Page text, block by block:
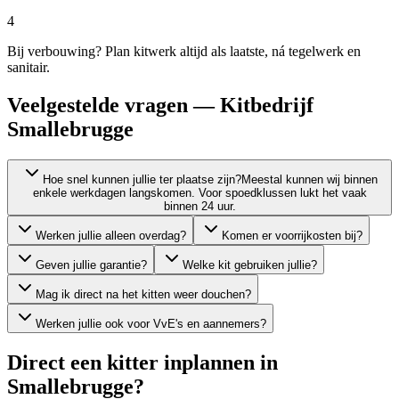
4
Bij verbouwing? Plan kitwerk altijd als laatste, ná tegelwerk en
sanitair.
Veelgestelde vragen — Kitbedrijf
Smallebrugge
Hoe snel kunnen jullie ter plaatse zijn?Meestal kunnen wij binnen
enkele werkdagen langskomen. Voor spoedklussen lukt het vaak
binnen 24 uur.
Werken jullie alleen overdag? Komen er voorrijkosten bij?
Geven jullie garantie? Welke kit gebruiken jullie?
Mag ik direct na het kitten weer douchen?
Werken jullie ook voor VvE's en aannemers?
Direct een kitter inplannen in
Smallebrugge?